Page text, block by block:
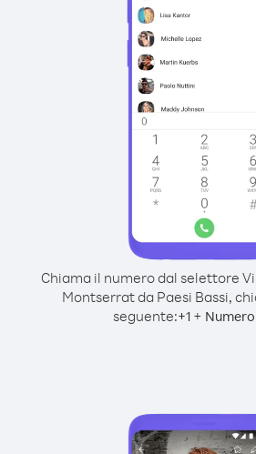
Chiama il numero dal selettore
Montserrat da Paesi Bassi,
seguente:+1+